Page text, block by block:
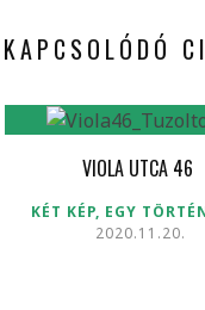
KAPCSOLÓDÓ
VIOLA UTCA 46
KÉT KÉP, EGY
2020.11.20.